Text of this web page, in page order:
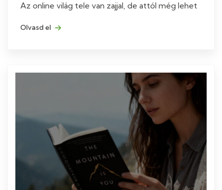
Az online világ tele van zajjal, de attól még lehet
Olvasd el